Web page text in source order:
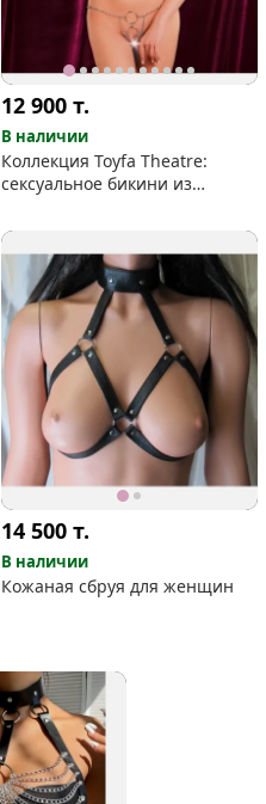
12 900т.
В наличии
Коллекция Toyfa Theatre:
сексуальное бикини из
14 500т.
В наличии
Кожаная сбруя для женщин